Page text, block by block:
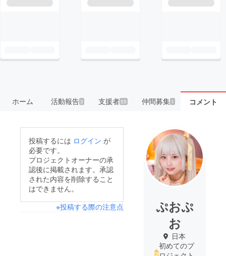
ホーム 活動報告3 支援者55 仲間募集 1 コメント
投稿するには ログイン が
必要です。
プロジェクトオーナーの承
認後に掲載されます。承認
された内容を削除すること
はできません。
※投稿する際の注意点
ぷおぷ
お
日本
初めてのプ